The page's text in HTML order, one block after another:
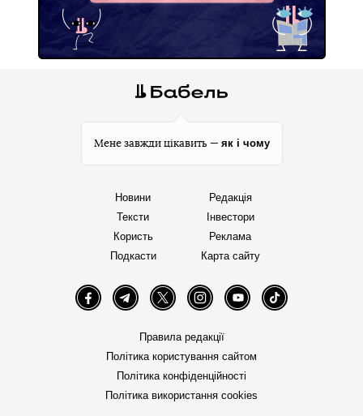
Мене завжди цікавить — як і чому
Новини
Тексти
Користь
Подкасти
Редакція
Інвестори
Реклама
Карта сайту
FacebookTelegramTwitter InstagramYouTube TikTok
Правила редакції
Політика користування сайтом
Політика конфіденційності
Політика використання cookies